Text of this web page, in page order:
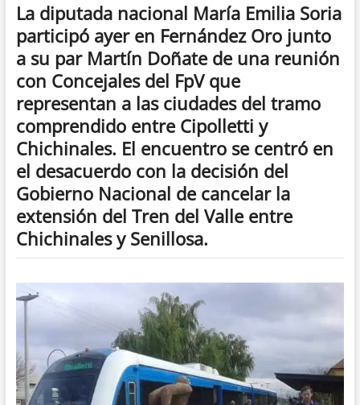
La diputada nacional María Emilia Soria
participó ayer en Fernández Oro junto
a su par Martín Doñate de una reunión
con Concejales del FpV que
representan a las ciudades del tramo
comprendido entre Cipolletti y
Chichinales. El encuentro se centró en
el desacuerdo con la decisión del
Gobierno Nacional de cancelar la
extensión del Tren del Valle entre
Chichinales y Senillosa.